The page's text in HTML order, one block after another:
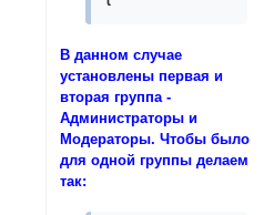
        return;
</script>
В данном случае
установлены первая и
вторая группа -
Администраторы и
Модераторы. Чтобы было
для одной группы делаем
так: